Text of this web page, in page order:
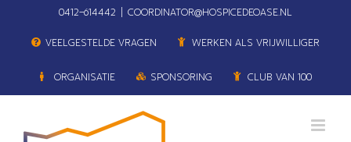
0412–614442 COORDINATOR@HOSPICEDEOASE.NL
VEELGESTELDE VRAGEN WERKEN ALS VRIJWILLIGER
ORGANISATIE SPONSORING CLUB VAN 100